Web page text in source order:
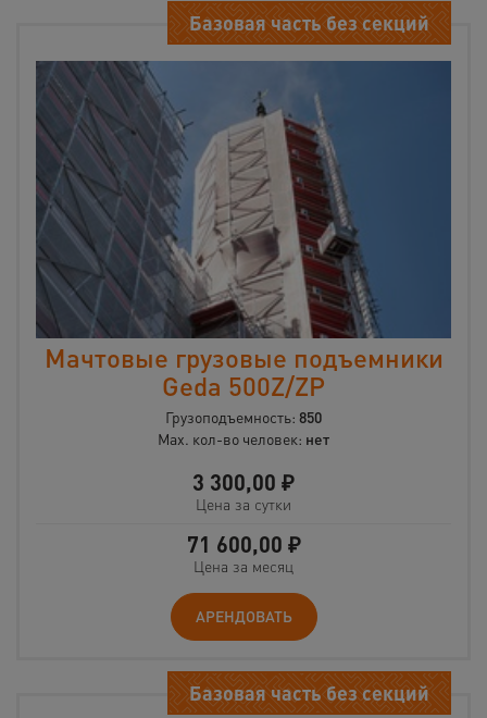
Базовая часть без секций
Мачтовые грузовые подъемники
Geda 500Z/ZP
Грузоподъемность: 850
Max. кол-во человек: нет
3 300,00 ₽
Цена за сутки
71 600,00 ₽
Цена за месяц
АРЕНДОВАТЬ
Базовая часть без секций